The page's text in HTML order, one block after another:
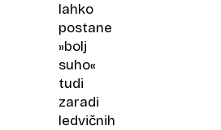
lahko
postane
»bolj
suho«
tudi
zaradi
ledvičnih